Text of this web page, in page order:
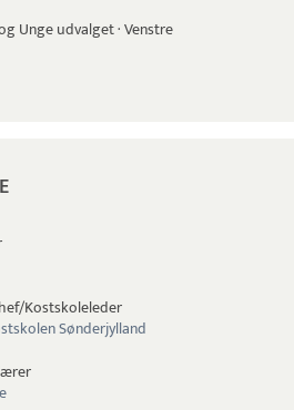
Unge udvalget·Venstre
Kostskoleleder
Sønderjylland